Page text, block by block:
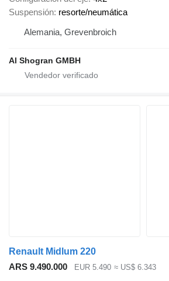
Suspensión resorte/neumática
Alemania, Grevenbroich
Al Shogran GMBH
Renault Midlum 220
ARS 9.490.000
EUR 5.490 ≈ US$ 6.343